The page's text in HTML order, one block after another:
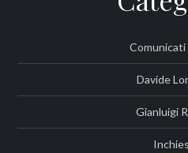
Comunicati
Davide
Gianluigi